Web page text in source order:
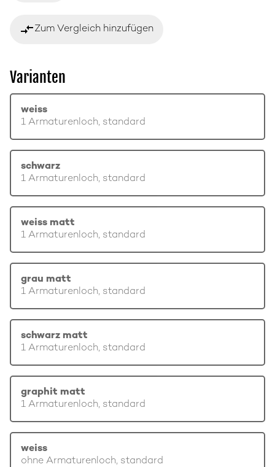
compare_arrowsZum Vergleich hinzufügen
Varianten
weiss
1 Armaturenloch, standard
schwarz
1 Armaturenloch, standard
weiss matt
1 Armaturenloch, standard
grau matt
1 Armaturenloch, standard
schwarz matt
1 Armaturenloch, standard
graphit matt
1 Armaturenloch, standard
weiss
ohne Armaturenloch, standard